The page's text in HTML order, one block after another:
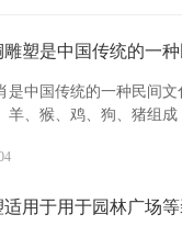
塑是中国传统的一种
是中国传统的一种民间文
羊、猴、鸡、狗、猪组成
兴旺的象征。有生生不息
用于用于园林广场等